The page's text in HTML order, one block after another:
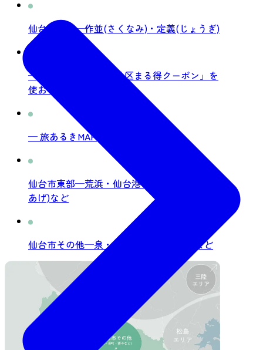
仙台市西部─作並(さくなみ)・定義(じょうぎ)
─ お得な「仙台西部地区まる得クーポン」を
使おう！
─ 旅あるきMAP
仙台市東部─荒浜・仙台港・名取市閖上(ゆり
あげ)など
仙台市その他─泉・長町・愛子(あやし)など